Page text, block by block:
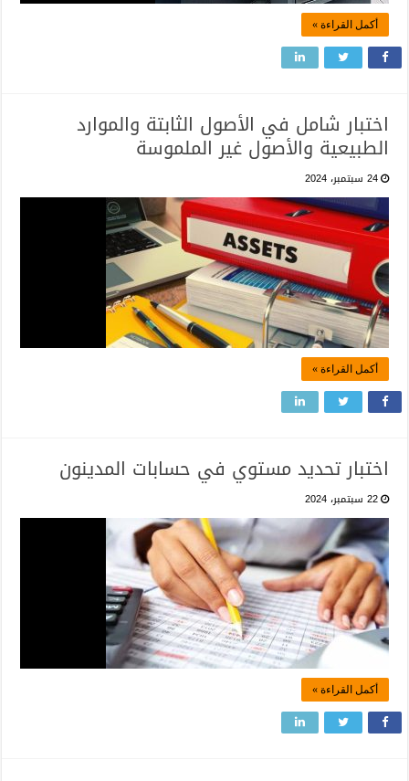
أكمل القراءة »
اختبار شامل في الأصول الثابتة والموارد
الطبيعية والأصول غير الملموسة
24 سبتمبر، 2024
أكمل القراءة »
اختبار تحديد مستوي في حسابات المدينون
22 سبتمبر، 2024
أكمل القراءة »